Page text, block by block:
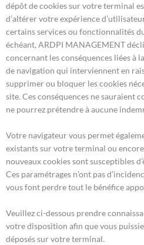
dépôt de cookies sur votre terminal
d’altérer votre expérience
certains services ou fonctionnalités
échéant, ARDPI MANAGEMENT
concernant les conséquences liées à
de navigation qui interviennent en
supprimer ou bloquer les cookies
site. Ces conséquences ne sauraient
ne pourrez prétendre à aucune
Votre navigateur vous permet
existants sur votre terminal ou
nouveaux cookies sont susceptibles
Ces paramétrages n’ont pas
vous font perdre tout le bénéfice
Veuillez ci-dessous prendre
votre disposition afin que vous
déposés sur votre terminal.